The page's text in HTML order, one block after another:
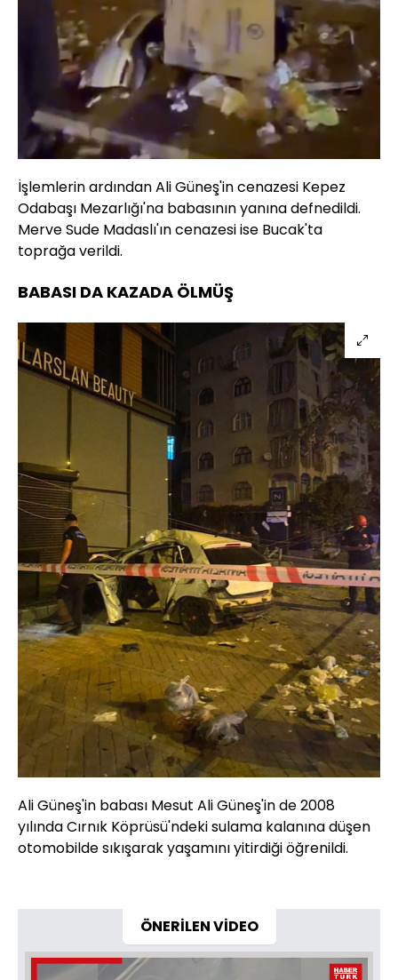
İşlemlerin ardından Ali Güneş'in cenazesi Kepez
Odabaşı Mezarlığı'na babasının yanına defnedildi.
Merve Sude Madaslı'ın cenazesi ise Bucak'ta
toprağa verildi.
BABASI DA KAZADA ÖLMÜŞ
Ali Güneş'in babası Mesut Ali Güneş'in de 2008
yılında Cırnık Köprüsü'ndeki sulama kalanına düşen
otomobilde sıkışarak yaşamını yitirdiği öğrenildi.
ÖNERİLEN VİDEO